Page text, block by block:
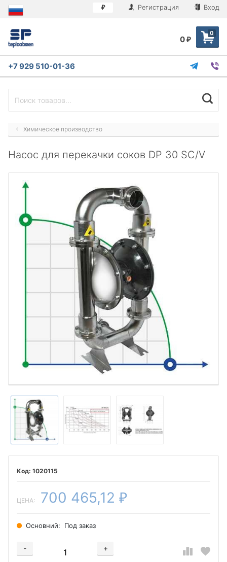
₽ Регистрация Вход
0
0 ₽
+7 929 510-01-36
Химическое производство
Насос для перекачки соков DP 30 SC/V
1020115
ЦЕНА: 700 465,12 ₽
Основний: Под заказ
-
+
Добавляется...
Добавлен